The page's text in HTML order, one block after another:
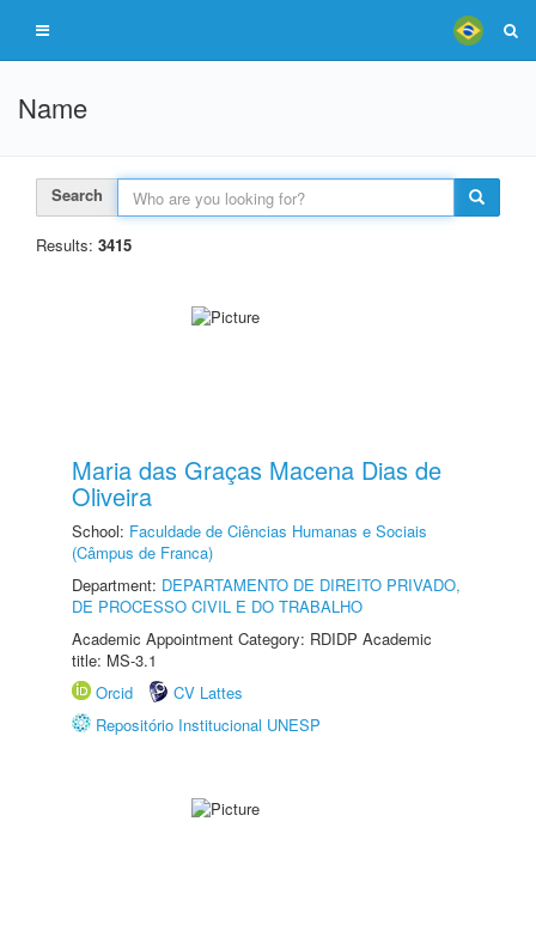
Name
Search
Results: 3415
Maria das Graças Macena Dias de
Oliveira
School: Faculdade de Ciências Humanas e Sociais
(Câmpus de Franca)
Department: DEPARTAMENTO DE DIREITO PRIVADO,
DE PROCESSO CIVIL E DO TRABALHO
Academic Appointment Category: RDIDP Academic
title: MS-3.1
Orcid
CV Lattes
Repositório Institucional UNESP